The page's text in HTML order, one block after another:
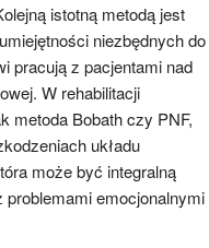
istotną metodą jest
niezbędnych do
pracują z pacjentami nad
W rehabilitacji
metoda Bobath czy PNF,
układu
może być integralną
emocjonalnymi